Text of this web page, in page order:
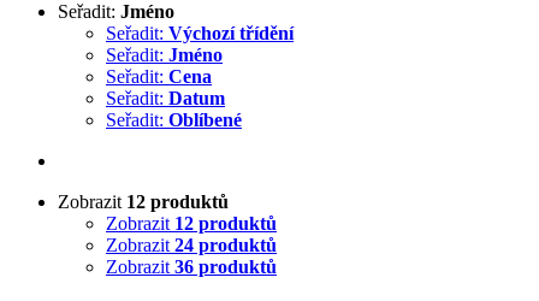
Seřadit: Jméno
Seřadit: Výchozí třídění
Seřadit: Jméno
Seřadit: Cena
Seřadit: Datum
Seřadit: Oblíbené
Zobrazit 12 produktů
Zobrazit 12 produktů
Zobrazit 24 produktů
Zobrazit 36 produktů